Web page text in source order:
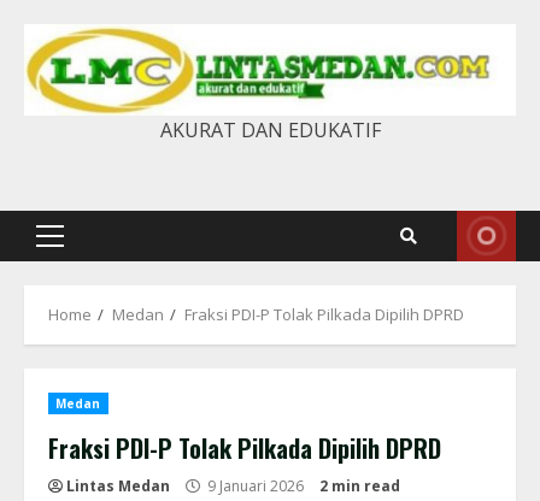
content
AKURAT DAN EDUKATIF
Primary
Home Medan Fraksi PDI-P Tolak Pilkada Dipilih DPRD
Medan
Fraksi PDI-P Tolak Pilkada Dipilih DPRD
Lintas Medan 9 Januari 2026 2 min read